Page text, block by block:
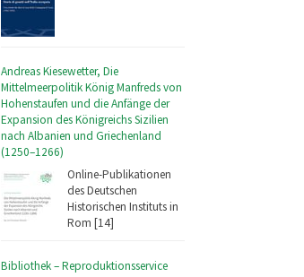
Andreas Kiesewetter, Die
Mittelmeerpolitik König Manfreds von
Hohenstaufen und die Anfänge der
Expansion des Königreichs Sizilien
nach Albanien und Griechenland
(1250–1266)
Online-Publikationen
des Deutschen
Historischen Instituts in
Rom [14]
Bibliothek – Reproduktionsservice